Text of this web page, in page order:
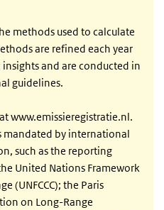
methods used to calculate
are refined each year
and are conducted in
guidelines.
www.emissieregistratie.nl.
mandated by international
such as the reporting
United Nations Framework
(UNFCCC); the Paris
on Long-Range